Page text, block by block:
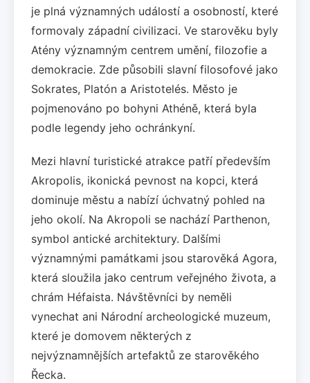
je plná významných událostí a osobností, které
formovaly západní civilizaci. Ve starověku byly
Atény významným centrem umění, filozofie a
demokracie. Zde působili slavní filosofové jako
Sokrates, Platón a Aristotelés. Město je
pojmenováno po bohyni Athéně, která byla
podle legendy jeho ochránkyní.
Mezi hlavní turistické atrakce patří především
Akropolis, ikonická pevnost na kopci, která
dominuje městu a nabízí úchvatný pohled na
jeho okolí. Na Akropoli se nachází Parthenon,
symbol antické architektury. Dalšími
významnými památkami jsou starověká Agora,
která sloužila jako centrum veřejného života, a
chrám Héfaista. Návštěvníci by neměli
vynechat ani Národní archeologické muzeum,
které je domovem některých z
nejvýznamnějších artefaktů ze starověkého
Řecka.